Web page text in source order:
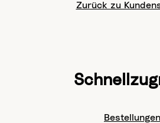
Zurück zu
Bestellungen